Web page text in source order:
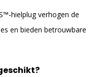
hielplug verhogen de
en bieden betrouwbare